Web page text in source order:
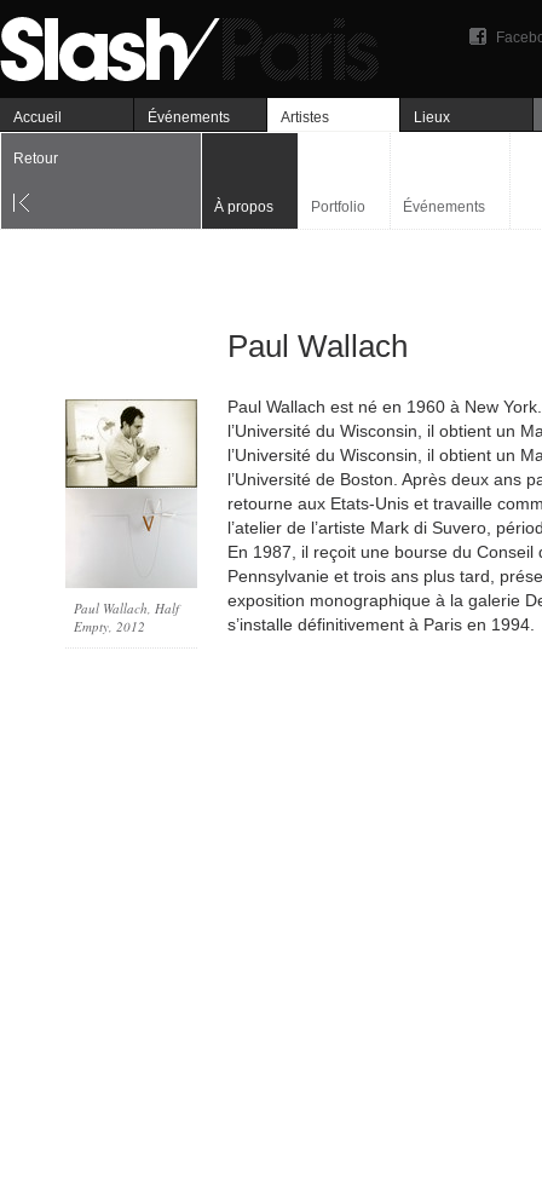
Accueil Événements Artistes Lieux
Retour
À propos Portfolio Événements
Paul Wallach
Paul Wallach, Half
Empty, 2012
Paul Wallach est né en 1960 à New
l’Université du Wisconsin, il obtient un
l’Université du Wisconsin, il obtient un
l’Université de Boston. Après deux ans
retourne aux Etats-Unis et travaille
l’atelier de l’artiste Mark di Suvero,
En 1987, il reçoit une bourse du Conseil
Pennsylvanie et trois ans plus tard,
exposition monographique à la galerie
s’installe définitivement à Paris en 1994.